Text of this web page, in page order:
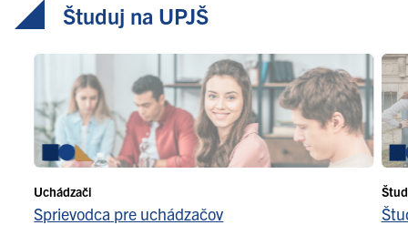
Študuj na UPJŠ
Uchádzači
Sprievodca pre uchádzačov